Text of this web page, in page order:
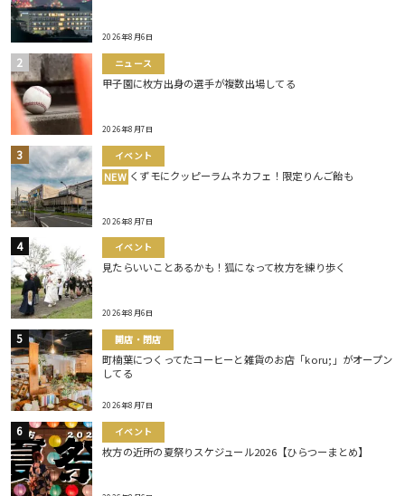
2026年8月6日
ニュース
甲子園に枚方出身の選手が複数出場してる
2026年8月7日
イベント
NEW くずモにクッピーラムネカフェ！限定りんご飴も
2026年8月7日
イベント
見たらいいことあるかも！狐になって枚方を練り歩く
2026年8月6日
開店・閉店
町楠葉につくってたコーヒーと雑貨のお店「koru;」がオープン
してる
2026年8月7日
イベント
枚方の近所の夏祭りスケジュール2026【ひらつーまとめ】